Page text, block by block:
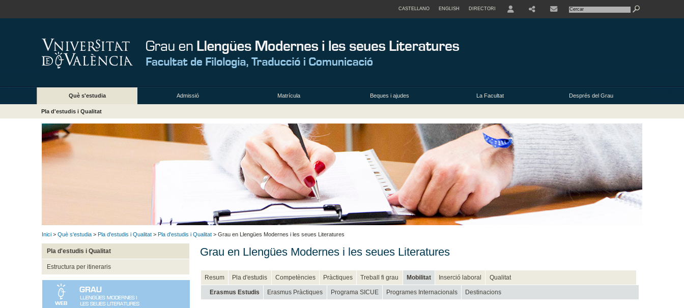
CASTELLANO ENGLISH DIRECTORI
Què s'estudia Admissió Matrícula Beques i ajudes La Facultat Després del Grau
Pla d'estudis i Qualitat
Inici > Què s'estudia > Pla d'estudis i Qualitat > Pla d'estudis i Qualitat > Grau en Llengües Modernes i les seues Literatures
Pla d'estudis i Qualitat
Estructura per itineraris
Grau en Llengües Modernes i les seues Literatures
Resum Pla d'estudis Competències Pràctiques Treball fi grau Mobilitat Inserció laboral Qualitat
Erasmus Estudis Erasmus Pràctiques Programa SICUE Programes Internacionals Destinacions